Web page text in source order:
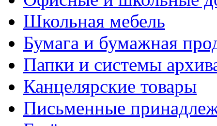
Школьная мебель
Бумага и бумажная
Папки и системы
Канцелярские товары
Письменные